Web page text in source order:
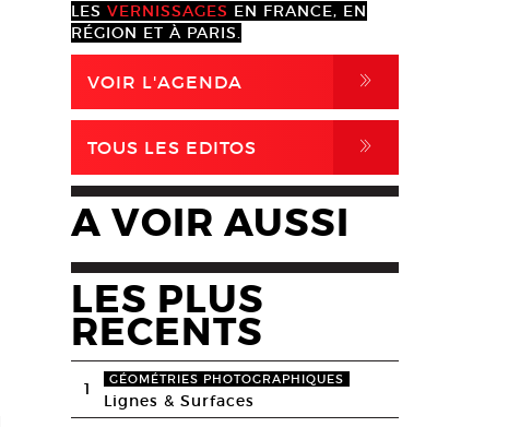
LES VERNISSAGES EN FRANCE, EN
RÉGION ET À PARIS.
VOIR L'AGENDA ,
TOUS LES EDITOS ,
A VOIR AUSSI
LES PLUS
RECENTS
1 GÉOMÉTRIES PHOTOGRAPHIQUES
Lignes & Surfaces